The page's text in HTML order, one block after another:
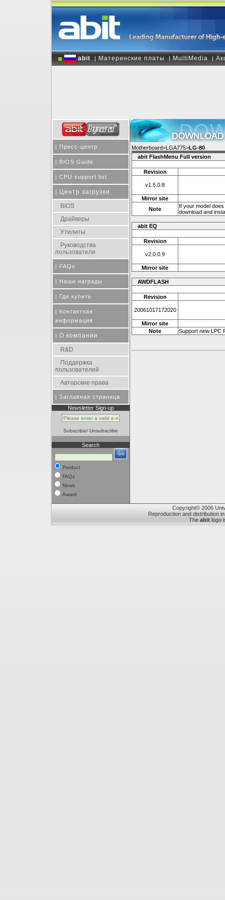
abit | Материнские платы | MultiMedia |
| Пресс-центр
| BIOS Guide
| CPU support list
|
Центр загрузки
BIOS
Драйверы
Утилиты
Руководства
пользователя
| FAQs
| Наши награды
| Где купить
| Контактная
информация
| О компании
R&D
Поддержка
пользователей
Авторские права
| Заглавная страница
Newsletter Sign-up
Subscribe/ Unsubscribe
Search
Product
FAQs
News
Award
Motherboard>LGA775>LG-80
abit FlashMenu Full version
Revision
v1.5.0.8
Mirror site
Note
If your model
download and
abit EQ
Revision
v2.0.0.9
Mirror site
AWDFLASH
Revision
20061017172020
Mirror site
Note
Support new LPC
Copyright© 2006
Reproduction and distribution
The abit logo